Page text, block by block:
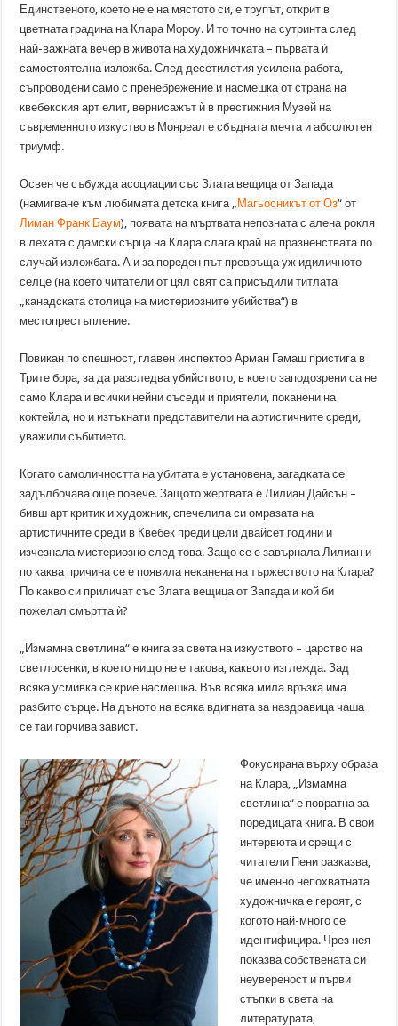
Единственото, което не е на мястото си, е трупът, открит в
цветната градина на Клара Мороу. И то точно на сутринта след
най-важната вечер в живота на художничката – първата ѝ
самостоятелна изложба. След десетилетия усилена работа,
съпроводени само с пренебрежение и насмешка от страна на
квебекския арт елит, вернисажът ѝ в престижния Музей на
съвременното изкуство в Монреал е сбъдната мечта и абсолютен
триумф.
Освен че събужда асоциации със Злата вещица от Запада
(намигване към любимата детска книга „ Магьосникът от Оз“ от
Лиман Франк Баум), появата на мъртвата непозната с алена рокля
в лехата с дамски сърца на Клара слага край на празненствата по
случай изложбата. А и за пореден път превръща уж идиличното
селце (на което читатели от цял свят са присъдили титлата
„канадската столица на мистериозните убийства“) в
местопрестъпление.
Повикан по спешност, главен инспектор Арман Гамаш пристига в
Трите бора, за да разследва убийството, в което заподозрени са не
само Клара и всички нейни съседи и приятели, поканени на
коктейла, но и изтъкнати представители на артистичните среди,
уважили събитието.
Когато самоличността на убитата е установена, загадката се
задълбочава още повече. Защото жертвата е Лилиан Дайсън –
бивш арт критик и художник, спечелила си омразата на
артистичните среди в Квебек преди цели двайсет години и
изчезнала мистериозно след това. Защо се е завърнала Лилиан и
по каква причина се е появила неканена на тържеството на Клара?
По какво си приличат със Злата вещица от Запада и кой би
пожелал смъртта ѝ?
„Измамна светлина“ е книга за света на изкуството – царство на
светлосенки, в което нищо не е такова, каквото изглежда. Зад
всяка усмивка се крие насмешка. Във всяка мила връзка има
разбито сърце. На дъното на всяка вдигната за наздравица чаша
се таи горчива завист.
Фокусирана върху образа
на Клара, „Измамна
светлина“ е повратна за
поредицата книга. В свои
интервюта и срещи с
читатели Пени разказва,
че именно непохватната
художничка е героят, с
когото най-много се
идентифицира. Чрез нея
показва собствената си
неувереност и първи
стъпки в света на
литературата,